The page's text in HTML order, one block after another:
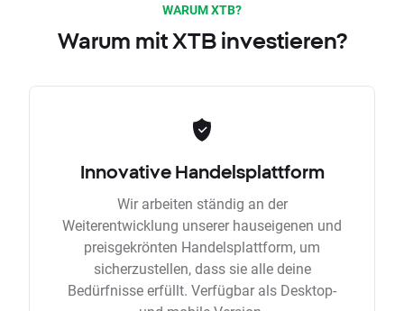
WARUM XTB?
Warum mit XTB investieren?
Innovative Handelsplattform
Wir arbeiten ständig an der
Weiterentwicklung unserer hauseigenen und
preisgekrönten Handelsplattform, um
sicherzustellen, dass sie alle deine
Bedürfnisse erfüllt. Verfügbar als Desktop-